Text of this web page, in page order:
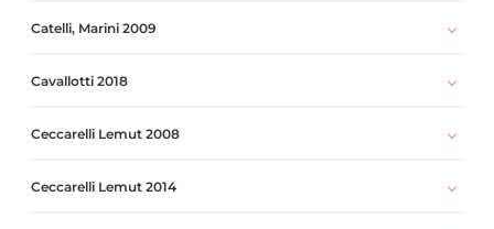
Catelli, Marini 2009
Cavallotti 2018
Ceccarelli Lemut 2008
Ceccarelli Lemut 2014